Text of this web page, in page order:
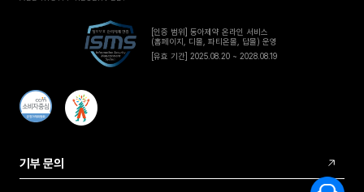
[인증 범위] 동아제약 온라인 서비스
(홈페이지, 디몰, 파티온몰, 답몰) 운영
[유효 기간] 2025.08.20 ~ 2028.08.19
기부 문의